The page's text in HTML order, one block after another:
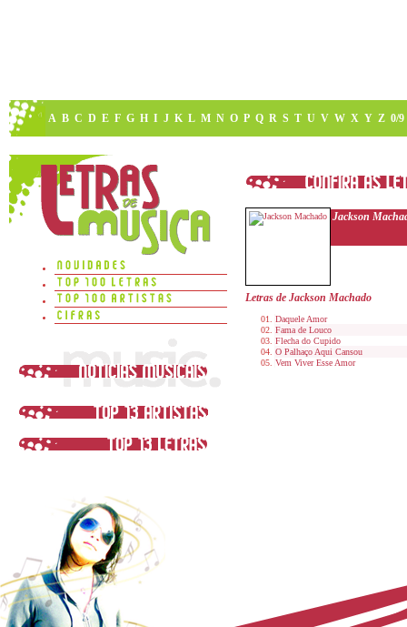
A B C D E F G H I J K L M N O P Q R S T U V W X Y Z 0/9
Jackson
Letras de Jackson Machado
Daquele Amor
Fama de Louco
Flecha do Cupido
O Palhaço Aqui Cansou
Vem Viver Esse Amor